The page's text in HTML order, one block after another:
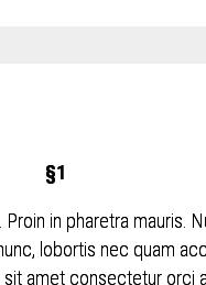
§1
in pharetra mauris.
lobortis nec quam
amet consectetur orci